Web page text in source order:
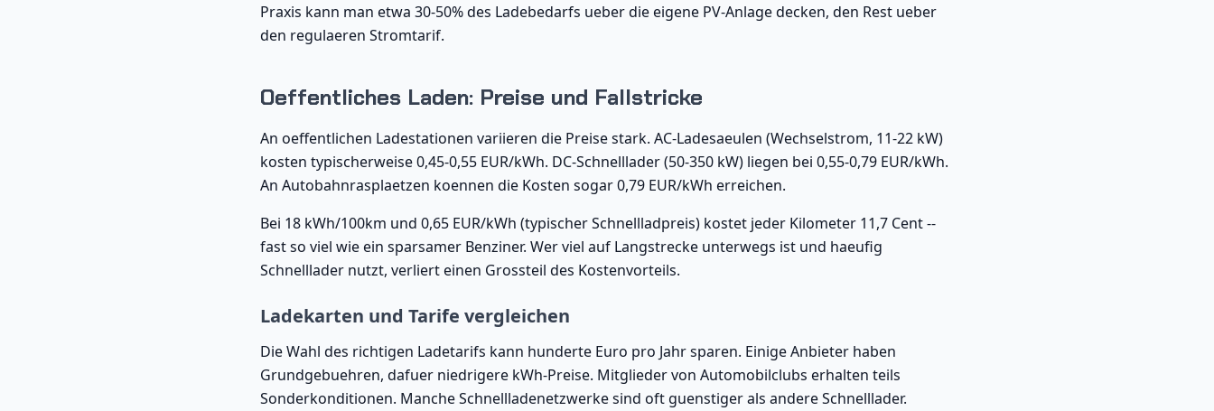
Praxis kann man etwa 30-50% des Ladebedarfs ueber die eigene PV-Anlage decken, den Rest ueber
den regulaeren Stromtarif.
Oeffentliches Laden: Preise und Fallstricke
An oeffentlichen Ladestationen variieren die Preise stark. AC-Ladesaeulen (Wechselstrom, 11-22 kW)
kosten typischerweise 0,45-0,55 EUR/kWh. DC-Schnelllader (50-350 kW) liegen bei 0,55-0,79 EUR/kWh.
An Autobahnrasplaetzen koennen die Kosten sogar 0,79 EUR/kWh erreichen.
Bei 18 kWh/100km und 0,65 EUR/kWh (typischer Schnellladpreis) kostet jeder Kilometer 11,7 Cent --
fast so viel wie ein sparsamer Benziner. Wer viel auf Langstrecke unterwegs ist und haeufig
Schnelllader nutzt, verliert einen Grossteil des Kostenvorteils.
Ladekarten und Tarife vergleichen
Die Wahl des richtigen Ladetarifs kann hunderte Euro pro Jahr sparen. Einige Anbieter haben
Grundgebuehren, dafuer niedrigere kWh-Preise. Mitglieder von Automobilclubs erhalten teils
Sonderkonditionen. Manche Schnellladenetzwerke sind oft guenstiger als andere Schnelllader.